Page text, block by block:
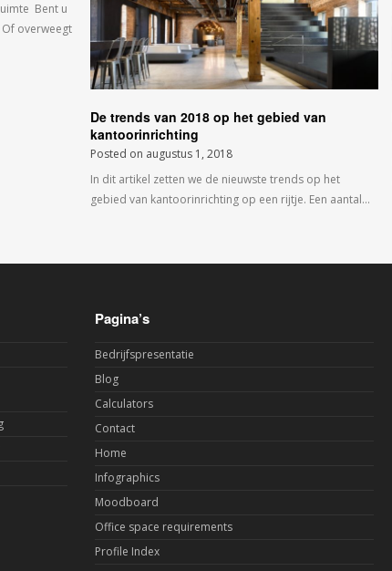
Bent u
overweegt
De trends van 2018 op het gebied van
kantoorinrichting
Posted on augustus 1, 2018
In dit artikel zetten we de nieuwste trends op het
gebied van kantoorinrichting op een rijtje. Een aantal…
Pagina’s
Bedrijfspresentatie
Blog
Calculators
Contact
Home
Infographics
Moodboard
Office space requirements
Profile Index